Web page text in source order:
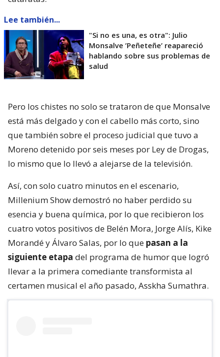
Lee también...
"Si no es una, es otra": Julio
Monsalve ’Peñeteñe’ reapareció
hablando sobre sus problemas de
salud
Pero los chistes no solo se trataron de que Monsalve
está más delgado y con el cabello más corto, sino
que también sobre el proceso judicial que tuvo a
Moreno detenido por seis meses por Ley de Drogas,
lo mismo que lo llevó a alejarse de la televisión.
Así, con solo cuatro minutos en el escenario,
Millenium Show demostró no haber perdido su
esencia y buena química, por lo que recibieron los
cuatro votos positivos de Belén Mora, Jorge Alís, Kike
Morandé y Álvaro Salas, por lo que pasan a la
siguiente etapa del programa de humor que logró
llevar a la primera comediante transformista al
certamen musical el año pasado, Asskha Sumathra.